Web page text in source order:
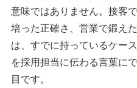
5.キャリアの計画と照らし
スキルなしでも目指しやすい
1.事務職
2.営業職
3.販売・接客職
意味ではありません。接客
培った正確さ、営業で鍛え
は、すでに持っているケー
を採用担当に伝わる言葉に
目です。